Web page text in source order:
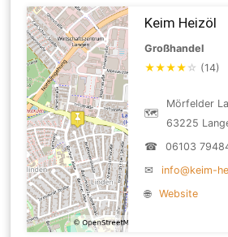
Keim Heizöl
Großhandel
★★★★ ☆ (14)
🗺
Mörfelder
63225
☎
06103
✉
info@keim-
🌐
Website